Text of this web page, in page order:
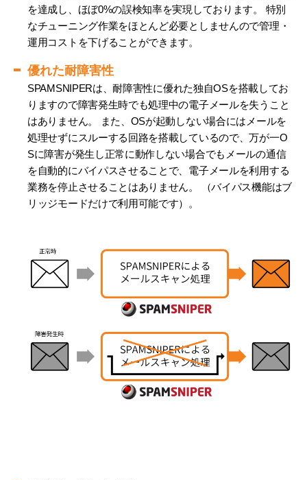
を達成し、ほぼ0%の誤検知率を実現しております。 特別
なチューニング作業をほとんど必要としませんので管理・
運用コストを下げることができます。
優れた耐障害性
SPAMSNIPERは、耐障害性に優れた独自OSを搭載してお
りますので障害発生時でも処理中の電子メールを失うこと
はありません。 また、OSが起動しない場合にはメールを
処理せずにスルーする回路を搭載しているので、万が一O
Sに障害が発生し正常に動作しない場合でもメールの通信
を自動的にバイパスさせることで、電子メールを利用する
業務を停止させることはありません。 （バイパス機能はブ
リッジモードだけで利用可能です）。